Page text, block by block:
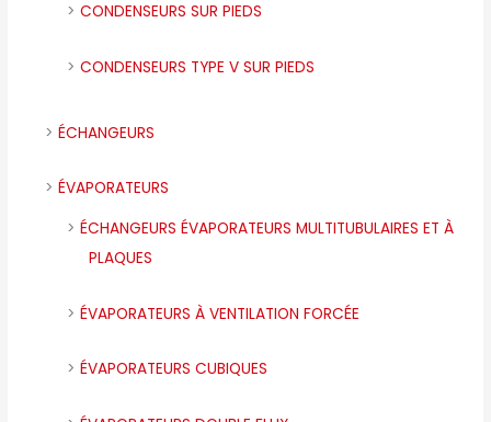
CONDENSEURS SUR PIEDS
CONDENSEURS TYPE V SUR PIEDS
ÉCHANGEURS
ÉVAPORATEURS
ÉCHANGEURS ÉVAPORATEURS MULTITUBULAIRES ET À
PLAQUES
ÉVAPORATEURS À VENTILATION FORCÉE
ÉVAPORATEURS CUBIQUES